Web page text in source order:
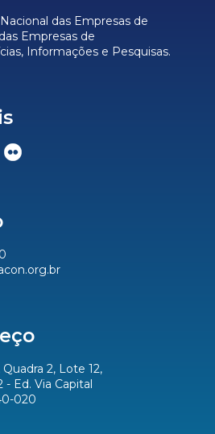
das Empresas de
Empresas de
Informações e Pesquisas.
2, Lote 12,
- Ed. Via Capital
020